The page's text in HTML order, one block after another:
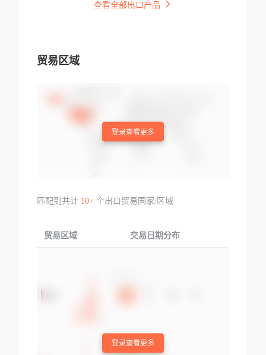
查看全部出口产品
贸易区域
登录查看更多
匹配到共计 10+个出口贸易国家/区域
贸易区域 交易日期分布
登录查看更多